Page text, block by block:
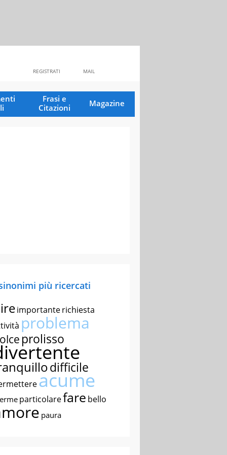
MAIL
REGISTRATI
Frasi e
Citazioni
Magazine
più ricercati
importanterichiesta
problema
prolisso
difficile
acume
particolarefare bello
paura